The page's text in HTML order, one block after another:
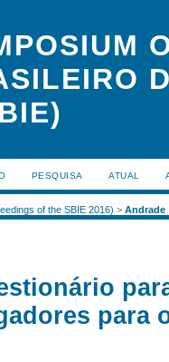
PESQUISA ATUAL
of the SBIE 2016) > Andrade
para